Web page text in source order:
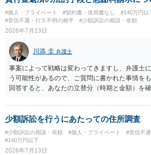
#個人・プライベート #契約書・借用書なし
#140万円以
#音信不通・行方不明の相手
#少額訴訟の相談・依頼
2026年7月13日
川添 圭 弁護士
事案によって戦略は変わってきますし、弁護士
う可能性があるので、ご質問に書かれた事情を
回答すると、あなたの立替分（時期と金額）を
と、もし異議申立てがなされる可能性が高そう
（通常訴訟へ移行する日数分空転する）になり
その異議後の通常訴訟は相手方の住所地が管轄
に相手方が遠方である場合は）対応が面倒な場
手方の主張については、和解で減額を考慮すれ
少額訴訟を行うにあたっての住所調査
#少額訴訟の相談・依頼 #個人・プライベート
#音信不
#140万円以下
2026年7月13日